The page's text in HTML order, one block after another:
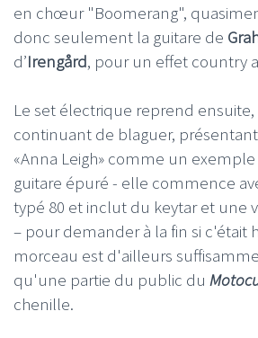
en chœur "Boomerang",
donc seulement la guitare de
d’Irengård, pour un effet country
Le set électrique reprend
continuant de blaguer,
«Anna Leigh» comme un
guitare épuré - elle commence
typé 80 et inclut du keytar et une
– pour demander à la fin si c'était
morceau est d'ailleurs
qu'une partie du public du
chenille.